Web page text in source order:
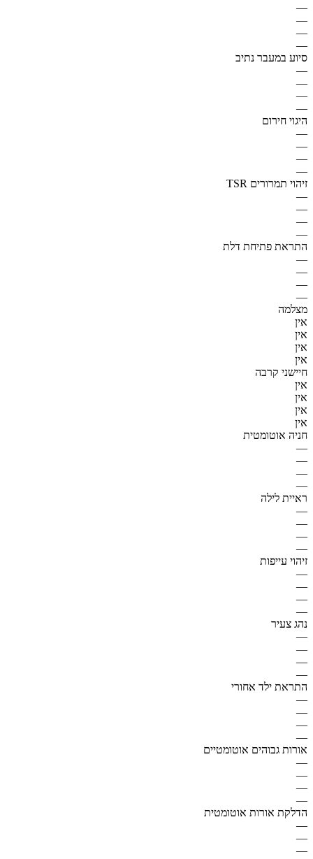
—
—
—
—
סיוע במעבר נתיב
—
—
—
—
היגוי חירום
—
—
—
—
זיהוי תמרורים TSR
—
—
—
—
התראת פתיחת דלת
—
—
—
—
מצלמה
אין
אין
אין
אין
חיישני קרבה
אין
אין
אין
אין
חניה אוטומטית
—
—
—
—
ראיית לילה
—
—
—
—
זיהוי עייפות
—
—
—
—
נהג צעיר
—
—
—
—
התראת ילד אחורי
—
—
—
—
אורות גבוהים אוטומטיים
—
—
—
—
הדלקת אורות אוטומטית
—
—
—